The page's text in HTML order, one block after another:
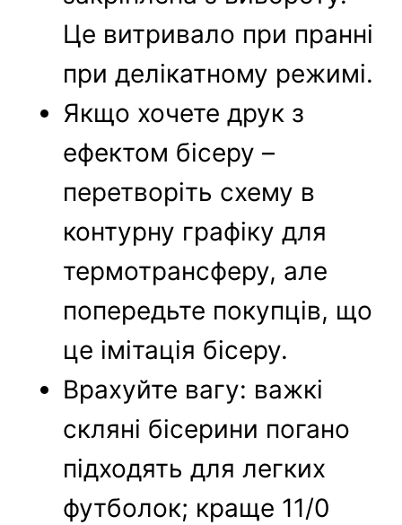
Це витривало при пранні
при делікатному режимі.
Якщо хочете друк з
ефектом бісеру –
перетворіть схему в
контурну графіку для
термотрансферу, але
попередьте покупців, що
це імітація бісеру.
Врахуйте вагу: важкі
скляні бісерини погано
підходять для легких
футболок; краще 11/0